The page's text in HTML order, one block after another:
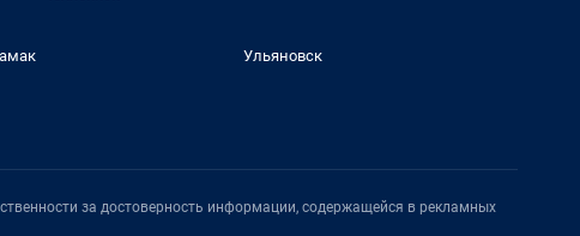
Ульяновск
за достоверность информации, содержащейся в рекламных